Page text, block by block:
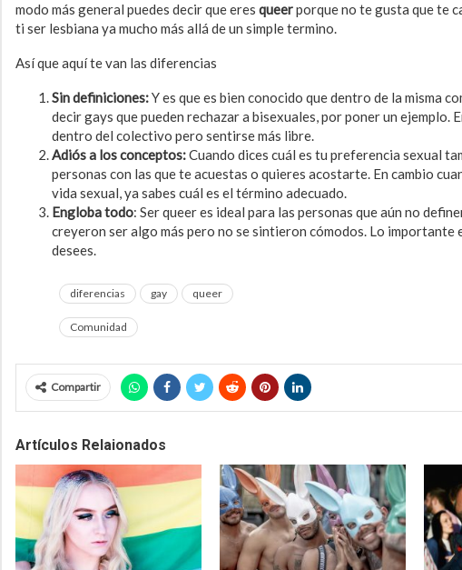
modo más general puedes decir que eres queerporque no te gusta que te
ti ser lesbiana ya mucho más allá de un simple termino.
Así que aquí te van las diferencias
Sin definiciones:Y es que es bien conocido que dentro de la misma
decir gays que pueden rechazar a bisexuales, por poner un ejemplo.
dentro del colectivo pero sentirse más libre.
Adiós a los conceptos:Cuando dices cuál es tu preferencia sexual
personas con las que te acuestas o quieres acostarte. En cambio
vida sexual, ya sabes cuál es el término adecuado.
Engloba todo: Ser queer es ideal para las personas que aún no
creyeron ser algo más pero no se sintieron cómodos. Lo importante
desees.
diferencias gay queer
Comunidad
Compartir
Artículos Relaionados